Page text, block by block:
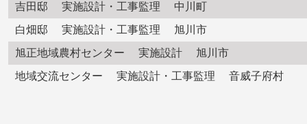
吉田邸 実施設計・工事監理 中川町
白畑邸 実施設計・工事監理 旭川市
旭正地域農村センター 実施設計 旭川市
地域交流センター 実施設計・工事監理 音威子府村